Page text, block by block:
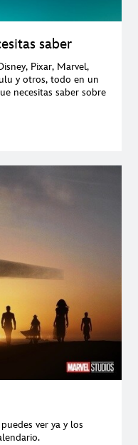
saber
Pixar, Marvel,
y otros, todo en un
necesitas saber sobre
ver ya y los